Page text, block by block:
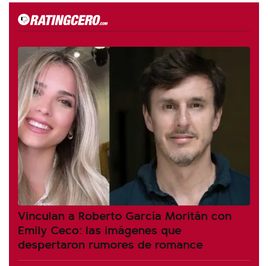
Vinculan a Roberto García Moritán con
Emily Ceco: las imágenes que
despertaron rumores de romance